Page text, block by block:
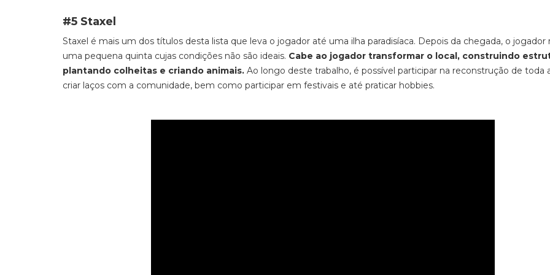
#5 Staxel
Staxel é mais um dos títulos desta lista que leva o jogador até uma ilha paradisíaca. Depois da chegada, o jogador
uma pequena quinta cujas condições não são ideais. Cabe ao jogador transformar o local, construindo
plantando colheitas e criando animais. Ao longo deste trabalho, é possível participar na reconstrução de toda
criar laços com a comunidade, bem como participar em festivais e até praticar hobbies.